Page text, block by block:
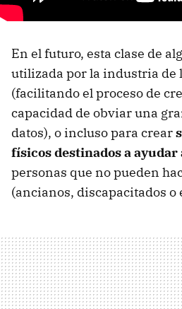
En el futuro, esta clase de
utilizada por la industria de
(facilitando el proceso de
capacidad de obviar una
datos), o incluso para crear
físicos destinados a ayudar
personas que no pueden
(ancianos, discapacitados o